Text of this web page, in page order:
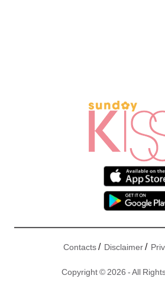
Contacts/ Disclaimer/
Copyright © 2026 - All